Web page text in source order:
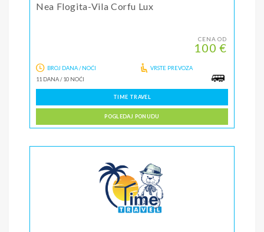
Nea Flogita-Vila Corfu Lux
CENA OD
100 €
BROJ DANA / NOĆI
11 DANA/10 NOĆI
VRSTE PREVOZA
TIME TRAVEL
POGLEDAJ PONUDU